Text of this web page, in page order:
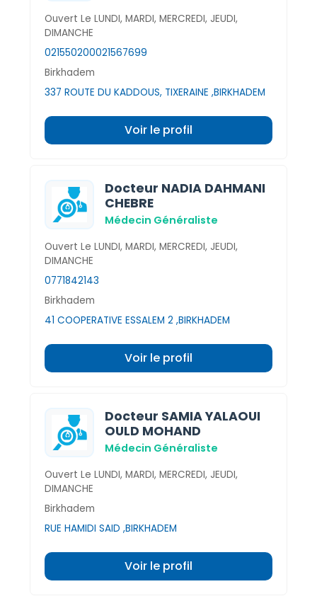
Ouvert Le LUNDI, MARDI, MERCREDI, JEUDI,
DIMANCHE
021550200021567699
Birkhadem
337 ROUTE DU KADDOUS, TIXERAINE ,BIRKHADEM
Voir le profil
Docteur NADIA DAHMANI
CHEBRE
Médecin Généraliste
Ouvert Le LUNDI, MARDI, MERCREDI, JEUDI,
DIMANCHE
0771842143
Birkhadem
41 COOPERATIVE ESSALEM 2 ,BIRKHADEM
Voir le profil
Docteur SAMIA YALAOUI
OULD MOHAND
Médecin Généraliste
Ouvert Le LUNDI, MARDI, MERCREDI, JEUDI,
DIMANCHE
Birkhadem
RUE HAMIDI SAID ,BIRKHADEM
Voir le profil